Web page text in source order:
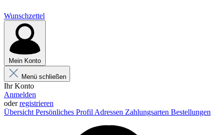
Wunschzettel
Mein Konto
Menü schließen
Ihr Konto
Anmelden
oderregistrieren
Übersicht Persönliches Profil Adressen Zahlungsarten Bestellungen